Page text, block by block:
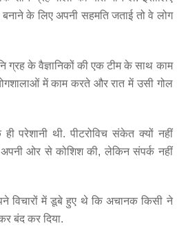
बनाने के लिए अपनी सहमति जताई तो वे लोग
ग्रह के वैज्ञानिकों की एक टीम के साथ काम
में काम करते और रात में उसी गोल
थी. पीटरोविच संकेत क्यों नहीं
अपनी ओर से कोशिश की, लेकिन संपर्क नहीं
में डूबे हुए थे कि अचानक किसी ने
बंद कर दिया.